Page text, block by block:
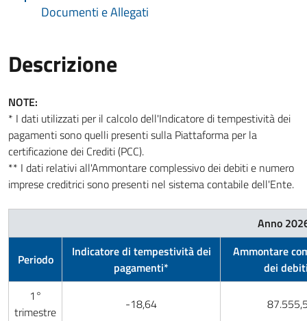
Documenti e Allegati
Descrizione
NOTE:
* I dati utilizzati per il calcolo dell'Indicatore di tempestività dei
pagamenti sono quelli presenti sulla Piattaforma per la
certificazione dei Crediti (PCC).
** I dati relativi all'Ammontare complessivo dei debiti e numero
imprese creditrici sono presenti nel sistema contabile dell'Ente.
Anno
Periodo
Indicatore di tempestività dei
pagamenti*
Ammontare
dei
1°
trimestre
-18,64